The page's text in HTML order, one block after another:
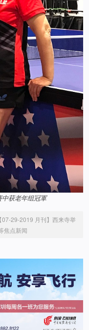
获老年组冠軍
【07-29-2019 月刊】西来寺举
焦点新闻